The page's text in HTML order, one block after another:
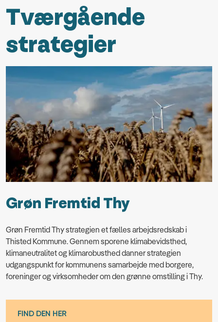
Tværgående
strategier
Grøn Fremtid Thy
Grøn Fremtid Thy strategien et fælles arbejdsredskab i
Thisted Kommune. Gennem sporene klimabevidsthed,
klimaneutralitet og klimarobusthed danner strategien
udgangspunkt for kommunens samarbejde med borgere,
foreninger og virksomheder om den grønne omstilling i Thy.
FIND DEN HER